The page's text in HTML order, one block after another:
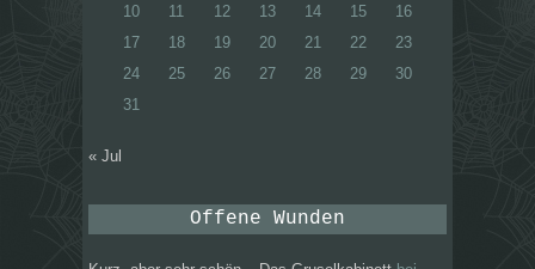
10
11 12 13 14 15
16
17
18 19 20 21 22
23
24
25 26 27 28 29
30
31
« Jul
Offene Wunden